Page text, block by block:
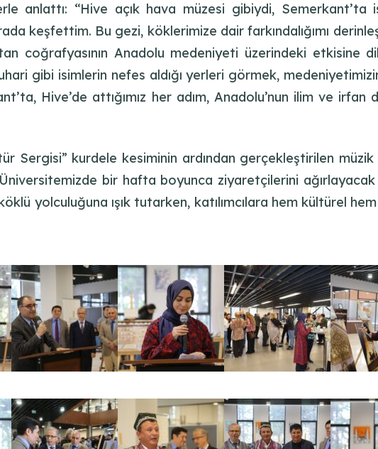
anlattı: “Hive açık hava müzesi gibiydi, Semerkant’ta
keşfettim. Bu gezi, köklerimize dair farkındalığımı
coğrafyasının Anadolu medeniyeti üzerindeki etkisine
gibi isimlerin nefes aldığı yerleri görmek,
Hive’de attığımız her adım, Anadolu’nun ilim ve irfan
Sergisi” kurdele kesiminin ardından gerçekleştirilen
bir hafta boyunca ziyaretçilerini
yolculuğuna ışık tutarken, katılımcılara hem kültürel